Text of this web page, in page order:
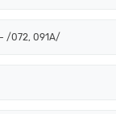
/072, 091A/